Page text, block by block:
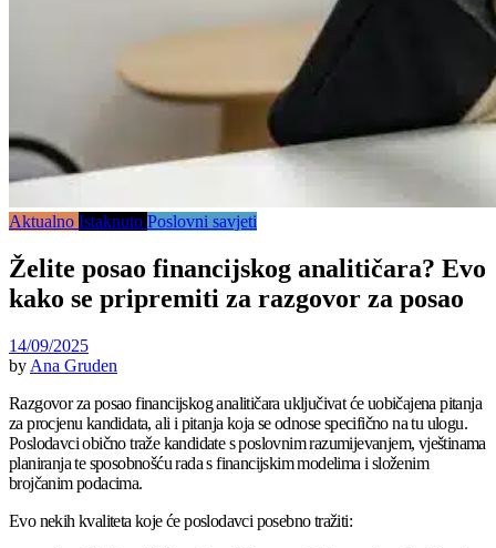
Aktualno Istaknuto Poslovni savjeti
Želite posao financijskog analitičara? Evo
kako se pripremiti za razgovor za posao
14/09/2025
by Ana Gruden
Razgovor za posao financijskog analitičara uključivat će uobičajena pitanja
za procjenu kandidata, ali i pitanja koja se odnose specifično na tu ulogu.
Poslodavci obično traže kandidate s poslovnim razumijevanjem, vještinama
planiranja te sposobnošću rada s financijskim modelima i složenim
brojčanim podacima.
Evo nekih kvaliteta koje će poslodavci posebno tražiti: